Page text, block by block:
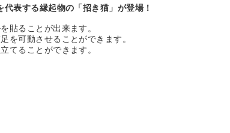
表する縁起物の「招き猫」が登場！
貼ることが出来ます。
を可動させることができます。
てることができます。